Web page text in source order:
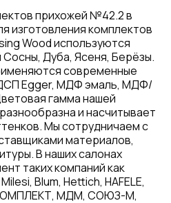
прихожей №42.2 в
изготовления комплектов
Wood используются
Сосны, Дуба, Ясеня, Берёзы.
современные
Egger, МДФ эмаль, МДФ/
гамма нашей
и насчитывает
Мы сотрудничаем с
материалов,
В наших салонах
таких компаний как
Blum, Hettich, HAFELE,
КОМПЛЕКТ, МДМ, СОЮЗ-М,